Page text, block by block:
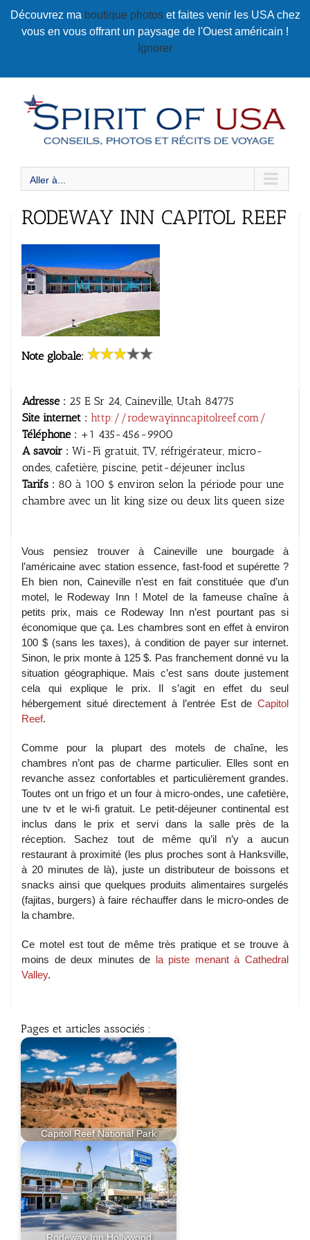
Découvrez ma boutique photos et faites venir les USA chez
vous en vous offrant un paysage de l'Ouest américain !
Ignorer
contenu
Aller à...
RODEWAY INN CAPITOL REEF
Note globale:
Adresse : 25 E Sr 24, Caineville, Utah 84775
Site internet : http://rodewayinncapitolreef.com/
Téléphone : +1 435-456-9900
A savoir : Wi-Fi gratuit, TV, réfrigérateur, micro-
ondes, cafetière, piscine, petit-déjeuner inclus
Tarifs : 80 à 100 $ environ selon la période pour une
chambre avec un lit king size ou deux lits queen size
Vous pensiez trouver à Caineville une bourgade à
l’américaine avec station essence, fast-food et supérette ?
Eh bien non, Caineville n’est en fait constituée que d’un
motel, le Rodeway Inn ! Motel de la fameuse chaîne à
petits prix, mais ce Rodeway Inn n’est pourtant pas si
économique que ça. Les chambres sont en effet à environ
100 $ (sans les taxes), à condition de payer sur internet.
Sinon, le prix monte à 125 $. Pas franchement donné vu la
situation géographique. Mais c’est sans doute justement
cela qui explique le prix. Il s’agit en effet du seul
hébergement situé directement à l’entrée Est de Capitol
Reef.
Comme pour la plupart des motels de chaîne, les
chambres n’ont pas de charme particulier. Elles sont en
revanche assez confortables et particulièrement grandes.
Toutes ont un frigo et un four à micro-ondes, une cafetière,
une tv et le wi-fi gratuit. Le petit-déjeuner continental est
inclus dans le prix et servi dans la salle près de la
réception. Sachez tout de même qu’il n’y a aucun
restaurant à proximité (les plus proches sont à Hanksville,
à 20 minutes de là), juste un distributeur de boissons et
snacks ainsi que quelques produits alimentaires surgelés
(fajitas, burgers) à faire réchauffer dans le micro-ondes de
la chambre.
Ce motel est tout de même très pratique et se trouve à
moins de deux minutes de la piste menant à Cathedral
Valley.
Pages et articles associés :
Capitol Reef National Park
Rodeway Inn Hollywood